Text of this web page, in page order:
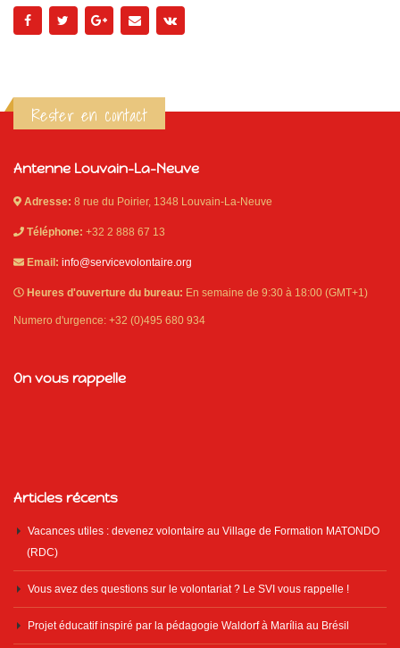
Rester en contact
Antenne Louvain-La-Neuve
Adresse: 8 rue du Poirier, 1348 Louvain-La-Neuve
Téléphone: +32 2 888 67 13
Email: info@servicevolontaire.org
Heures d'ouverture du bureau: En semaine de 9:30 à 18:00 (GMT+1)
Numero d'urgence: +32 (0)495 680 934
On vous rappelle
Articles récents
Vacances utiles : devenez volontaire au Village de Formation MATONDO
(RDC)
Vous avez des questions sur le volontariat ? Le SVI vous rappelle !
Projet éducatif inspiré par la pédagogie Waldorf à Marília au Brésil